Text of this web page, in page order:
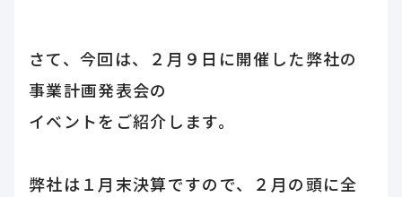
さて、今回は、２月９日に開催した弊社の
事業計画発表会の
イベントをご紹介します。
弊社は１月末決算ですので、２月の頭に全